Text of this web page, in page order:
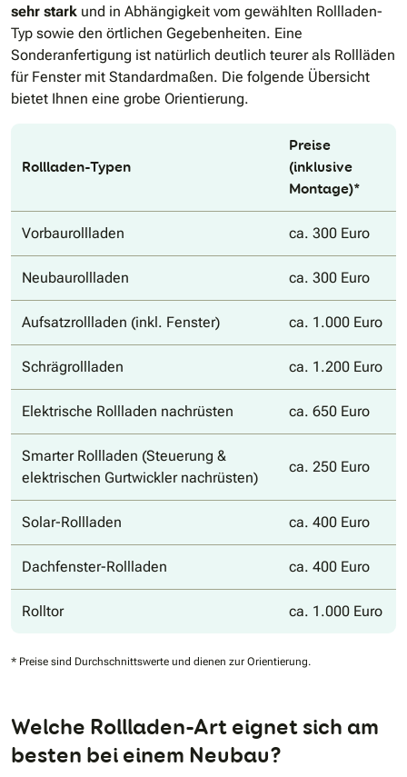
sehr stark und in Abhängigkeit vom gewählten Rollladen-
Typ sowie den örtlichen Gegebenheiten. Eine
Sonderanfertigung ist natürlich deutlich teurer als Rollläden
für Fenster mit Standardmaßen. Die folgende Übersicht
bietet Ihnen eine grobe Orientierung.
Rollladen-Typen
Preise
(inklusive
Montage)*
Vorbaurollladen ca. 300 Euro
Neubaurollladen ca. 300 Euro
Aufsatzrollladen (inkl. Fenster) ca. 1.000 Euro
Schrägrollladen ca. 1.200 Euro
Elektrische Rollladen nachrüsten ca. 650 Euro
Smarter Rollladen (Steuerung &
elektrischen Gurtwickler nachrüsten)
ca. 250 Euro
Solar-Rollladen ca. 400 Euro
Dachfenster-Rollladen ca. 400 Euro
Rolltor ca. 1.000 Euro
* Preise sind Durchschnittswerte und dienen zur Orientierung.
Welche Rollladen-Art eignet sich am
besten bei einem Neubau?